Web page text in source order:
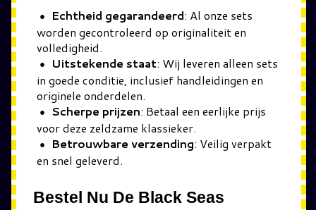
Echtheid gegarandeerd: Al onze sets
worden gecontroleerd op originaliteit en
volledigheid.
Uitstekende staat: Wij leveren alleen sets
in goede conditie, inclusief handleidingen en
originele onderdelen.
Scherpe prijzen: Betaal een eerlijke prijs
voor deze zeldzame klassieker.
Betrouwbare verzending: Veilig verpakt
en snel geleverd.
Bestel Nu De Black Seas